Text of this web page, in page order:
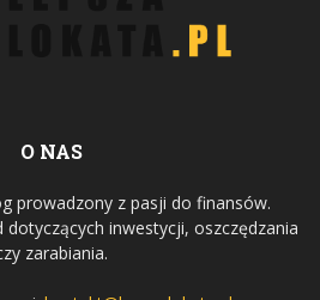
O NAS
prowadzony z pasji do finansów.
inwestycji, oszczędzania
zarabiania.